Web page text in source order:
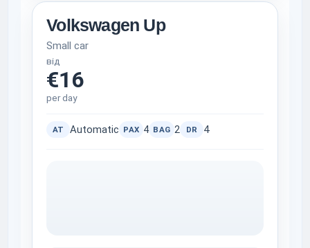
Volkswagen Up
Small car
від
€16
per day
AT Automatic PAX 4 BAG 2 DR 4